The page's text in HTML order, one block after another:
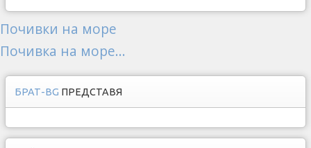
Почивки на море
Почивка на море...
БРАТ-BG ПРЕДСТАВЯ